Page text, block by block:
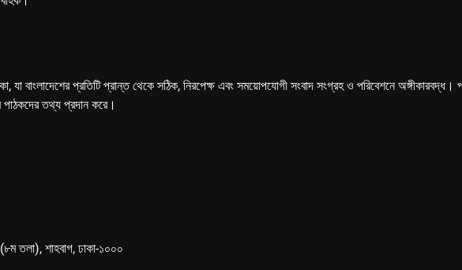
বাংলাদেশের প্রতিটি প্রান্ত থেকে সঠিক, নিরপেক্ষ এবং সময়োপযোগী সংবাদ সংগ্রহ ও পরিবেশনে অঙ্গীকারবদ্ধ।
তথ্য প্রদান করে।
তলা), শাহবাগ, ঢাকা-১০০০